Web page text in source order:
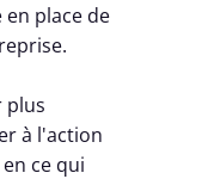
place de
plus
à l'action
ce qui